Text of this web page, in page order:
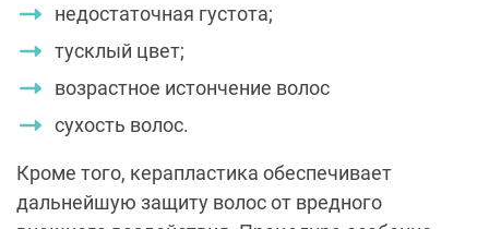
недостаточная густота;
тусклый цвет;
возрастное истончение волос
сухость волос.
Кроме того, керапластика обеспечивает
дальнейшую защиту волос от вредного